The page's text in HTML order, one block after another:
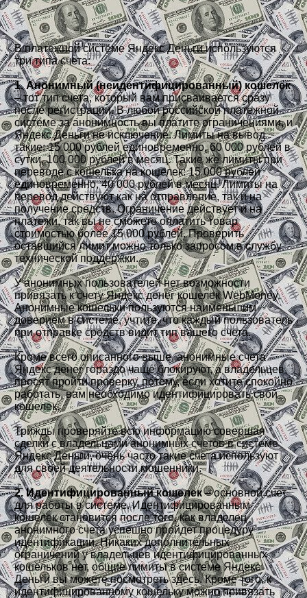
В платежной системе Яндекс Деньги используются
три типа счета:
1. Анонимный (неидентифицированный) кошелек
– тот тип счета, который вам присваивается сразу
после регистрации. В любой российской платежной
системе за анонимность вы платите ограничениями, и
Яндекс Деньги не исключение. Лимиты на вывод
такие: 15 000 рублей единовременно, 60 000 рублей в
сутки, 100 000 рублей в месяц. Такие же лимиты при
переводе с кошелька на кошелек: 15 000 рублей
единовременно, 40 000 рублей в месяц. Лимиты на
перевод действуют как на отправление, так и на
получение средств. Ограничение действует и на
платежи, так вы не сможете оплатить товар
стоимостью более 15 000 рублей. Проверить
оставшийся лимит можно только запросом в службу
технической поддержки.
У анонимных пользователей нет возможности
привязать к счету Яндекс денег кошелек WebMoney.
Анонимные кошельки пользуются наименьшим
доверием в системе, учтите, что каждый пользователь
при отправке средств видит тип вашего счета.
Кроме всего описанного выше, анонимные счета
Яндекс денег гораздо чаще блокируют, а владельцев
просят пройти проверку, потому, если хотите спокойно
работать, вам необходимо идентифицировать свой
кошелек.
Трижды проверяйте всю информацию совершая
сделки с владельцами анонимных счетов в системе
Яндекс Деньги, очень часто такие счета используют
для своей деятельности мошенники.
2. Идентифицированный кошелек– основной счет
для работы в системе. Идентифицированным
кошелек становится после того, как владелец
анонимного счета успешно пройдет процедуру
идентификации. Никаких дополнительных
ограничений у владельцев идентифицированных
кошельков нет, общие лимиты в системе Яндекс
Деньги вы можете посмотреть здесь. Кроме того, к
идентифицированному кошельку можно привязать